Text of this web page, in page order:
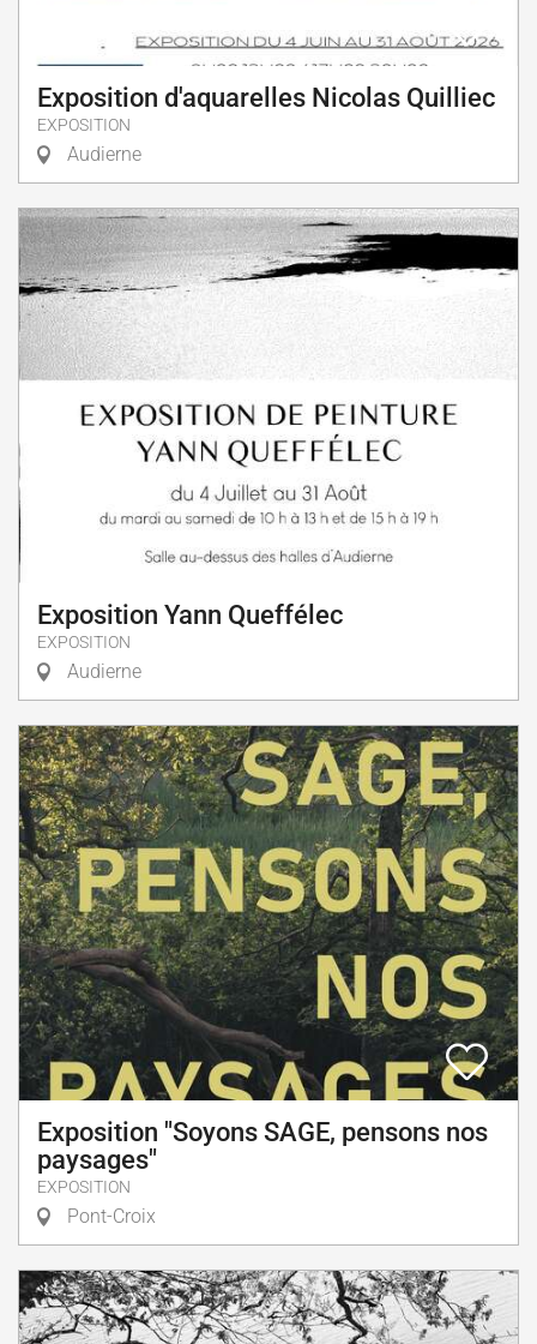
Exposition d'aquarelles Nicolas Quilliec
EXPOSITION
Audierne
Exposition Yann Queffélec
EXPOSITION
Audierne
Exposition "Soyons SAGE, pensons nos
paysages"
EXPOSITION
Pont-Croix